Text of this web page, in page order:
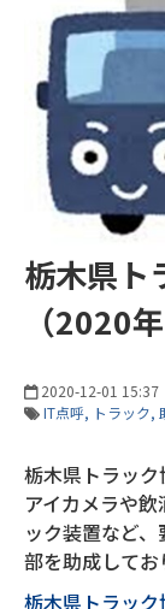
栃木県ト
（2020
2020-12-01 15:37
IT点呼 トラック
栃木県トラッ
アイカメラや
ック装置など
部を助成してお
栃木県トラッ